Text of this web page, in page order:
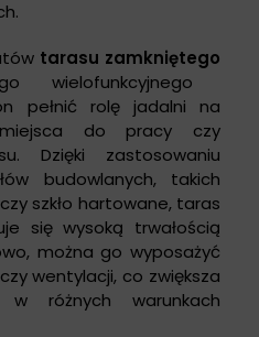
tarasu zamkniętego
wielofunkcyjnego
pełnić rolę jadalni na
miejsca do pracy czy
Dzięki zastosowaniu
budowlanych, takich
czy szkło hartowane, taras
się wysoką trwałością
można go wyposażyć
wentylacji, co zwiększa
w różnych warunkach